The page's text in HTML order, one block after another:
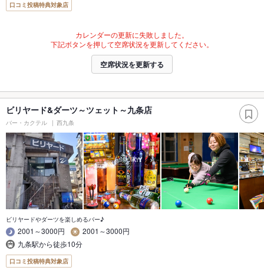
口コミ投稿特典対象店
カレンダーの更新に失敗しました。
下記ボタンを押して空席状況を更新してください。
空席状況を更新する
ビリヤード&ダーツ～ツェット～九条店
バー・カクテル 西九条
ビリヤードやダーツを楽しめるバー♪
2001～3000円
2001～3000円
九条駅から徒歩10分
口コミ投稿特典対象店